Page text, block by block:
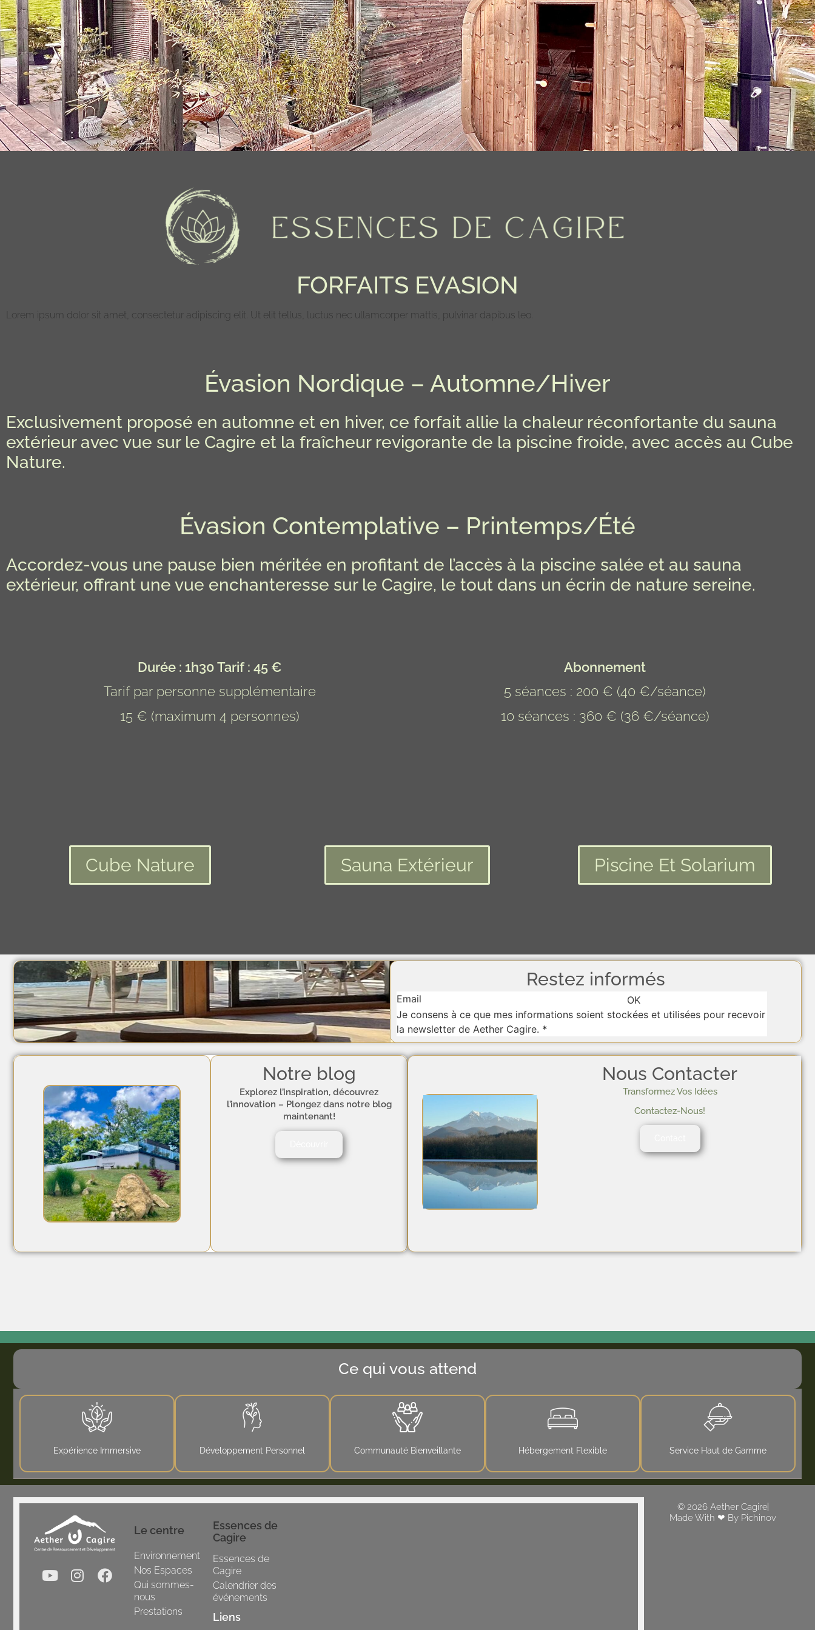
FORFAITS EVASION
Lorem ipsum dolor sit amet, consectetur adipiscing elit. Ut elit tellus, luctus nec ullamcorper mattis, pulvinar dapibus leo.
Évasion Nordique – Automne/Hiver
Exclusivement proposé en automne et en hiver, ce forfait allie la chaleur réconfortante du sauna
extérieur avec vue sur le Cagire et la fraîcheur revigorante de la piscine froide, avec accès au Cube
Nature.
Évasion Contemplative – Printemps/Été
Accordez-vous une pause bien méritée en profitant de l’accès à la piscine salée et au sauna
extérieur, offrant une vue enchanteresse sur le Cagire, le tout dans un écrin de nature sereine.
Durée : 1h30 Tarif : 45 €
Tarif par personne supplémentaire
15 € (maximum 4 personnes)
Abonnement
5 séances : 200 € (40 €/séance)
10 séances : 360 € (36 €/séance)
Cube Nature Sauna Extérieur Piscine Et Solarium
Restez informés
Section
OK
Je consens à ce que mes informations soient stockées et utilisées pour recevoir
la newsletter de Aether Cagire. *
Notre blog
Explorez l’inspiration, découvrez
l’innovation – Plongez dans notre blog
maintenant!
Nous Contacter
Transformez Vos Idées
Contactez-Nous!
Ce qui vous attend
Expérience Immersive Développement Personnel Communauté Bienveillante Hébergement Flexible Service Haut de Gamme
Le centre
Environnement
Nos Espaces
Qui sommes-
nous
Prestations
Essences de
Cagire
Essences de
Cagire
Calendrier des
événements
Liens
© 2026 Aether Cagire
Made With ❤ By Pichinov